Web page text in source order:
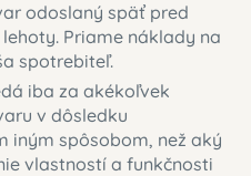
odoslaný späť pred
Priame náklady na
spotrebiteľ.
iba za akékoľvek
v dôsledku
iným spôsobom, než aký
vlastností a funkčnosti